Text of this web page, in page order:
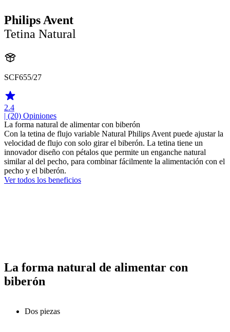
Philips Avent
Tetina Natural
SCF655/27
2.4
| (20) Opiniones
La forma natural de alimentar con biberón
Con la tetina de flujo variable Natural Philips Avent puede ajustar la
velocidad de flujo con solo girar el biberón. La tetina tiene un
innovador diseño con pétalos que permite un enganche natural
similar al del pecho, para combinar fácilmente la alimentación con el
pecho y el biberón.
Ver todos los beneficios
La forma natural de alimentar con
biberón
Dos piezas